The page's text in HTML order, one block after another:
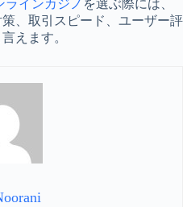
ラインカジノ を選ぶ際には、
、取引スピード、ユーザー評
えます。